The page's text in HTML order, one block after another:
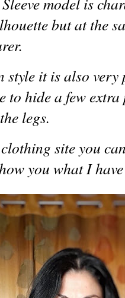
but at the
style it is also
to hide a few
legs.
site you
you what I